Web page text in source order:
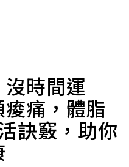
沒時間運
痛，體脂
訣竅，助你